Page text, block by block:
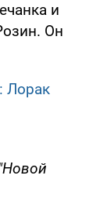
и
Он
Лорак